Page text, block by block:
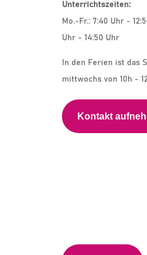
Unterrichtszeiten:
Mo.-Fr.: 7:40 Uhr -
Uhr - 14:50 Uhr
In den Ferien ist das
mittwochs von 10h -
Kontakt